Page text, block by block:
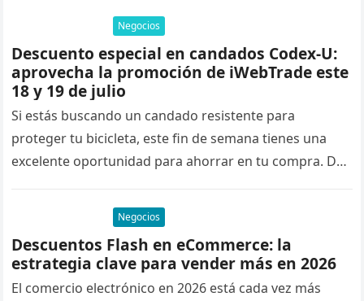
Negocios
Descuento especial en candados Codex-U:
aprovecha la promoción de iWebTrade este
18 y 19 de julio
Si estás buscando un candado resistente para
proteger tu bicicleta, este fin de semana tienes una
excelente oportunidad para ahorrar en tu compra. Del
Negocios
Descuentos Flash en eCommerce: la
estrategia clave para vender más en 2026
El comercio electrónico en 2026 está cada vez más